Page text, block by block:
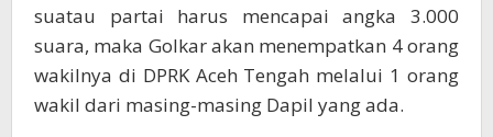
suatau partai harus mencapai angka 3.000
suara, maka Golkar akan menempatkan 4 orang
wakilnya di DPRK Aceh Tengah melalui 1 orang
wakil dari masing-masing Dapil yang ada.